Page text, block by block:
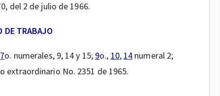
del 2 de julio de 1966.
DE TRABAJO
7o. numerales, 9, 14 y 15; 9o., 10, 14 numeral 2;
extraordinario No. 2351 de 1965.